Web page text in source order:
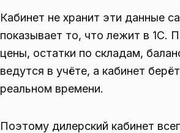
Кабинет не хранит эти данные
показывает то, что лежит в 1С.
цены, остатки по складам,
ведутся в учёте, а кабинет
реальном времени.
Поэтому дилерский кабинет